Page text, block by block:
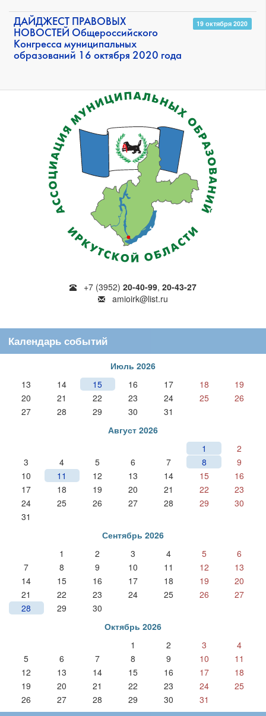
ДАЙДЖЕСТ ПРАВОВЫХ
НОВОСТЕЙ Общероссийского
Конгресса муниципальных
образований 16 октября 2020 года
19 октября 2020
+7 (3952) 20-40-99, 20-43-27
amioirk@list.ru
Календарь событий
Июль 2026
13
14 15 16 17 18
19
20
21 22 23 24 25
26
27
28 29 30
31
Август 2026
1
2
3
4 5 6 7 8
9
10
11 12 13 14 15
16
17
18 19 20 21 22
23
24
25 26 27 28 29
30
31
Сентябрь 2026
1
2 3 4 5
6
7
8 9 10 11 12
13
14
15 16 17 18 19
20
21
22 23 24 25 26
27
28
29
30
Октябрь 2026
1
2 3
4
5
6 7 8 9 10
11
12
13 14 15 16 17
18
19
20 21 22 23 24
25
26
27 28 29 30 31